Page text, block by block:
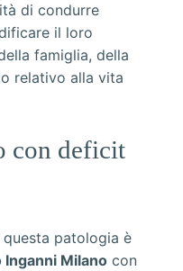
di condurre
il loro
famiglia, della
relativo alla vita
con deficit
patologia è
Milano con